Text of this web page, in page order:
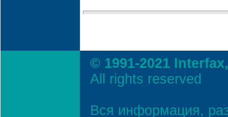
© 1991-2021
All rights reserved
Вся информация,